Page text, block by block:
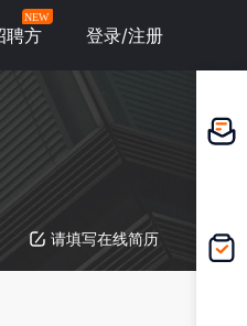
聘方
NEW
登录/注册
请填写在线简历